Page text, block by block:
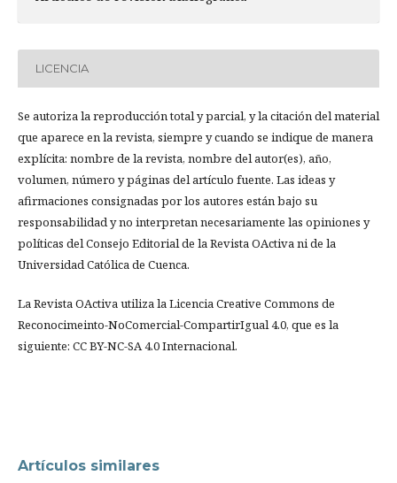
LICENCIA
Se autoriza la reproducción total y parcial, y la citación del material
que aparece en la revista, siempre y cuando se indique de manera
explícita: nombre de la revista, nombre del autor(es), año,
volumen, número y páginas del artículo fuente. Las ideas y
afirmaciones consignadas por los autores están bajo su
responsabilidad y no interpretan necesariamente las opiniones y
políticas del Consejo Editorial de la Revista OActiva ni de la
Universidad Católica de Cuenca.
La Revista OActiva utiliza la Licencia Creative Commons de
Reconocimeinto-NoComercial-CompartirIgual 4.0, que es la
siguiente: CC BY-NC-SA 4.0 Internacional.
Artículos similares